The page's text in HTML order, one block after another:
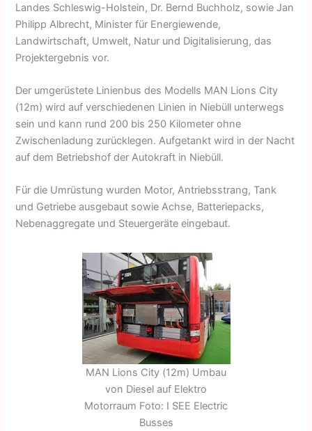
Landes Schleswig-Holstein, Dr. Bernd Buchholz, sowie Jan
Philipp Albrecht, Minister für Energiewende,
Landwirtschaft, Umwelt, Natur und Digitalisierung, das
Projektergebnis vor.
Der umgerüstete Linienbus des Modells MAN Lions City
(12m) wird auf verschiedenen Linien in Niebüll unterwegs
sein und kann rund 200 bis 250 Kilometer ohne
Zwischenladung zurücklegen. Aufgetankt wird in der Nacht
auf dem Betriebshof der Autokraft in Niebüll.
Für die Umrüstung wurden Motor, Antriebsstrang, Tank
und Getriebe ausgebaut sowie Achse, Batteriepacks,
Nebenaggregate und Steuergeräte eingebaut.
MAN Lions City (12m) Umbau
von Diesel auf Elektro
Motorraum Foto: I SEE Electric
Busses